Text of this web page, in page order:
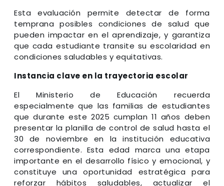
Esta evaluación permite detectar de forma
temprana posibles condiciones de salud que
pueden impactar en el aprendizaje, y garantiza
que cada estudiante transite su escolaridad en
condiciones saludables y equitativas.
Instancia clave en la trayectoria escolar
El Ministerio de Educación recuerda
especialmente que las familias de estudiantes
que durante este 2025 cumplan 11 años deben
presentar la planilla de control de salud hasta el
30 de noviembre en la institución educativa
correspondiente. Esta edad marca una etapa
importante en el desarrollo físico y emocional, y
constituye una oportunidad estratégica para
reforzar hábitos saludables, actualizar el